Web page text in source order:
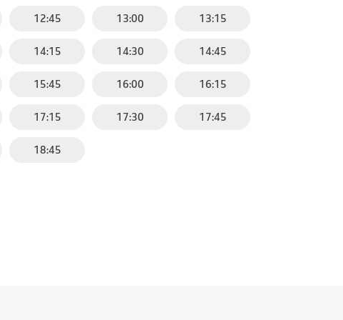
12:45 13:00 13:15
14:15 14:30 14:45
15:45 16:00 16:15
17:15 17:30 17:45
18:45